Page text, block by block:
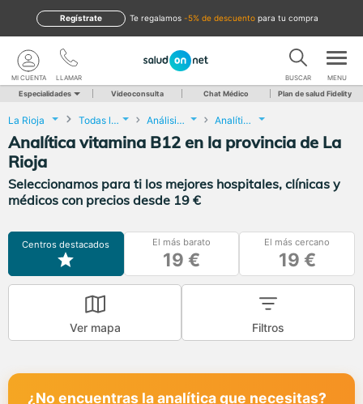
te regalamos -5% de descuento para tu compra
Regístrate
LLAMAR
MI CUENTA BUSCAR MENU
Especialidades Videoconsulta Chat Médico Plan de salud Fidelity
La Rioja Todas las localidades Análisis Clínicos Analítica vitamina B12
Analítica vitamina B12 en la provincia de La
Rioja
Seleccionamos para ti los mejores hospitales, clínicas y
médicos con precios desde 19 €
Centros destacados El más barato
19 €
El más cercano
19 €
Ver mapa Filtros
¿No encuentras la analítica que necesitas?